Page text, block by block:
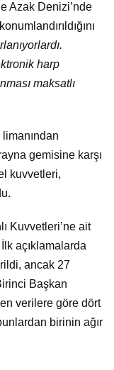
Azak Denizi’nde
harp
maksatlı
limanından
gemisine karşı
kuvvetleri,
Kuvvetleri’ne ait
açıklamalarda
ancak 27
Başkan
verilere göre dört
birinin ağır